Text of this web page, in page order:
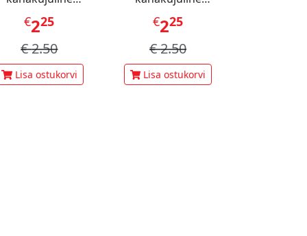
60 g
€225
€2.50
Lisa ostukorvi
šokolaadimaius 60 g
€225
€2.50
Lisa ostukorvi